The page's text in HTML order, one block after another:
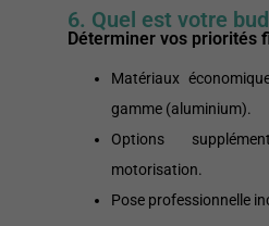
6. Quel est votre
Déterminer vos priorités
Matériaux
gamme (aluminium).
Options
motorisation.
Pose professionnelle